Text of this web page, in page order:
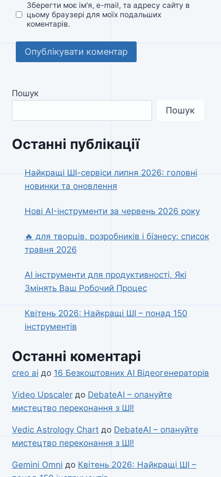
Зберегти моє ім'я, e-mail, та адресу сайту в
цьому браузері для моїх подальших
коментарів.
Пошук
Пошук
Останні публікації
Найкращі ШІ-сервіси липня 2026: головні
новинки та оновлення
Нові AI-інструменти за червень 2026 року
🔥 для творців, розробників і бізнесу: список
травня 2026
AI інструменти для продуктивності, Які
Змінять Ваш Робочий Процес
Квітень 2026: Найкращі ШІ – понад 150
інструментів
Останні коментарі
creo ai до 16 Безкоштовних AI Відеогенераторів
Video Upscaler до DebateAI – опануйте
мистецтво переконання з ШІ!
Vedic Astrology Chart до DebateAI – опануйте
мистецтво переконання з ШІ!
Gemini Omni до Квітень 2026: Найкращі ШІ –